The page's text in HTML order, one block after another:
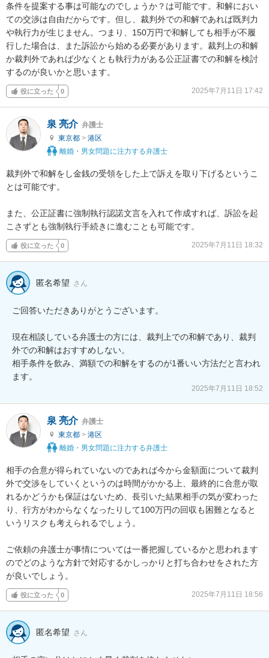
条件を提案する事は可能なのでしょうか？は可能です。和解におい
ての交渉は自由だからです。但し、裁判外での和解であれば既判力
や執行力が生じません。つまり、150万円で和解しても相手が不履
行した場合は、また訴訟から始める必要があります。裁判上の和解
か裁判外であれば少なくとも執行力がある公正証書での和解を検討
するのが良いかと思います。
役に立った 0 2025年7月11日 17:42
泉 亮介 弁護士
東京都 > 港区
離婚・男女問題に注力する弁護士
裁判外で和解をし金銭の受領をした上で訴えを取り下げるというこ
とは可能です。
また、公正証書に強制執行認諾文言を入れて作成すれば、訴訟を起
こさずとも強制執行手続きに進むことも可能です。
役に立った 0 2025年7月11日 18:32
匿名希望 さん
ご回答いただきありがとうございます。
現在相談している弁護士の方には、裁判上での和解であり、裁判
外での和解はおすすめしない。
相手条件を飲み、満額での和解をするのが1番いい方法だと言われ
ます。
2025年7月11日 18:52
泉 亮介 弁護士
東京都 > 港区
離婚・男女問題に注力する弁護士
相手の合意が得られていないのであれば今から金額面について裁判
外で交渉をしていくというのは時間がかかる上、最終的に合意が取
れるかどうかも保証はないため、長引いた結果相手の気が変わった
り、行方がわからなくなったりして100万円の回収も困難となると
いうリスクも考えられるでしょう。
ご依頼の弁護士が事情については一番把握しているかと思われます
のでどのような方針で対応するかしっかりと打ち合わせをされた方
が良いでしょう。
役に立った 0 2025年7月11日 18:56
匿名希望 さん